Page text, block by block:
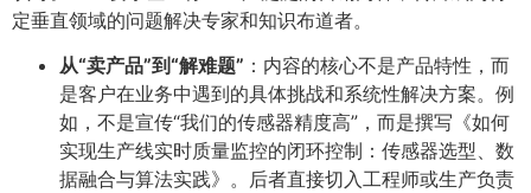
定垂直领域的问题解决专家和知识布道者。
从“卖产品”到“解难题”​ ​：内容的核心不是产品特性，而
是客户在业务中遇到的具体挑战和系统性解决方案。例
如，不是宣传“我们的传感器精度高”，而是撰写《如何
实现生产线实时质量监控的闭环控制：传感器选型、数
据融合与算法实践》。后者直接切入工程师或生产负责